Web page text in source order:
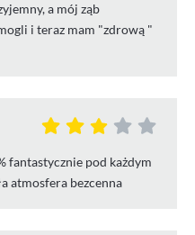
a mój ząb
i teraz mam "zdrową "
fantastycznie pod każdym
atmosfera bezcenna